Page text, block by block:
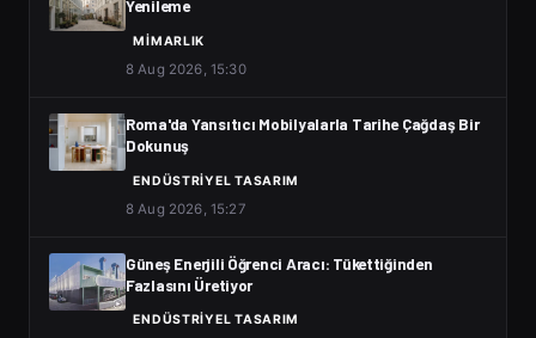
Yenileme
MIMARLIK
8 Aug 2026, 15:30
Roma'da Yansıtıcı Mobilyalarla Tarihe Çağdaş Bir
Dokunuş
ENDÜSTRIYEL TASARIM
8 Aug 2026, 15:27
Güneş Enerjili Öğrenci Aracı: Tükettiğinden
Fazlasını Üretiyor
ENDÜSTRIYEL TASARIM